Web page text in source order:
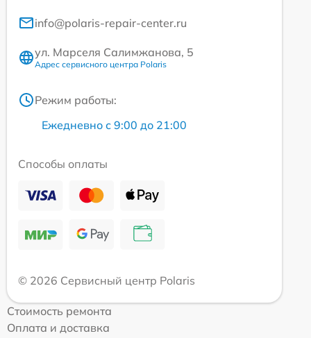
info@polaris-repair-center.ru
ул. Марселя Салимжанова, 5
Адрес сервисного центра Polaris
Режим работы:
Ежедневно с 9:00 до 21:00
Способы оплаты
© 2026 Сервисный центр Polaris
Стоимость ремонта
Оплата и доставка